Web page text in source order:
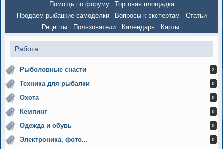
Помощь по форуму
Торговая площадка
Продаем рыбацкие самоделки
Вопросы к экспертам
Статьи
Рецепты
Пользователи Календарь Карты
Работа
Рыболовные снасти 2
Техника для рыбалки 0
Охота 0
Кемпинг 0
Одежда и обувь 0
Электроника, фото... 0